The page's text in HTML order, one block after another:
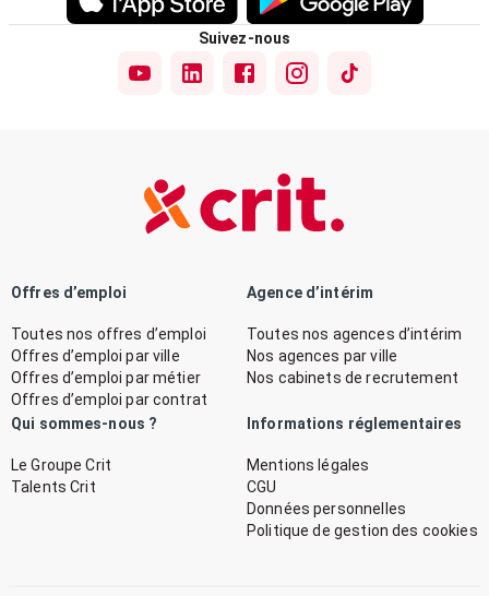
Suivez-nous
Offres d’emploi
Toutes nos offres d’emploi
Offres d’emploi par ville
Offres d’emploi par métier
Offres d’emploi par contrat
Agence d’intérim
Toutes nos agences d’intérim
Nos agences par ville
Nos cabinets de recrutement
Qui sommes-nous ?
Le Groupe Crit
Talents Crit
Informations réglementaires
Mentions légales
CGU
Données personnelles
Politique de gestion des cookies